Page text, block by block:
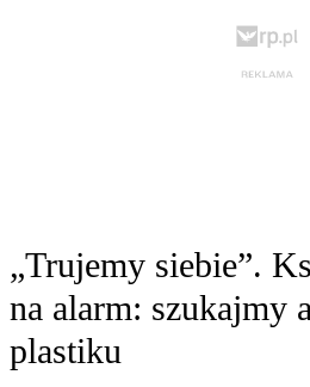
„Trujemy siebie”.
na alarm: szukajmy
plastiku